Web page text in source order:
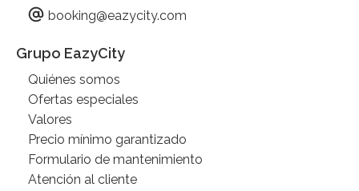
booking@eazycity.com
Grupo EazyCity
Quiénes somos
Ofertas especiales
Valores
Precio mínimo garantizado
Formulario de mantenimiento
Atención al cliente